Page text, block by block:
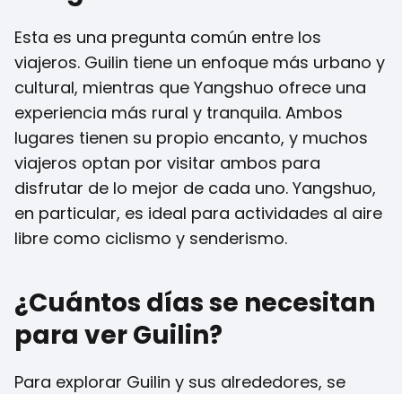
Esta es una pregunta común entre los
viajeros. Guilin tiene un enfoque más urbano y
cultural, mientras que Yangshuo ofrece una
experiencia más rural y tranquila. Ambos
lugares tienen su propio encanto, y muchos
viajeros optan por visitar ambos para
disfrutar de lo mejor de cada uno. Yangshuo,
en particular, es ideal para actividades al aire
libre como ciclismo y senderismo.
¿Cuántos días se necesitan
para ver Guilin?
Para explorar Guilin y sus alrededores, se